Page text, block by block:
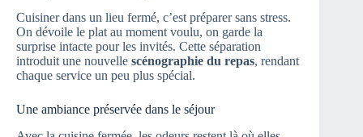
Cuisiner dans un lieu fermé, c’est préparer sans stress.
On dévoile le plat au moment voulu, on garde la
surprise intacte pour les invités. Cette séparation
introduit une nouvelle scénographie du repas, rendant
chaque service un peu plus spécial.
Une ambiance préservée dans le séjour